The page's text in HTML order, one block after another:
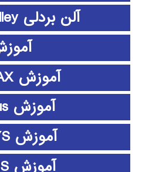
آلن بردلی Allen bradley
آموزش 3D MAX
آموزش abaqus
آموزش ANSYS
آموزش ArcGIS